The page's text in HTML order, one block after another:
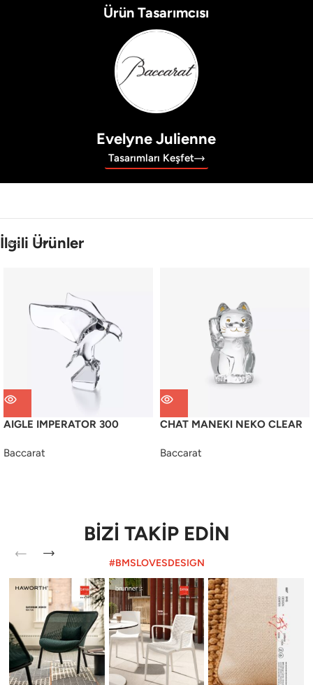
Ürün Tasarımcısı
Evelyne Julienne
Tasarımları Keşfet
İlgili Ürünler
AIGLE IMPERATOR 300
Baccarat
CHAT MANEKI NEKO CLEAR
Baccarat
BİZİ TAKİP EDİN
#BMSLOVESDESIGN